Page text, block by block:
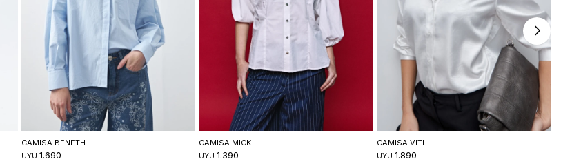
Seleccionar talle
CAMISA BENETH
UYU 1.690
Seleccionar talle
CAMISA MICK
UYU 1.390
Seleccionar talle
CAMISA VITI
UYU 1.890